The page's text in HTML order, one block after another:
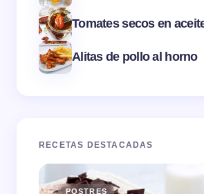
Tomates secos en
Alitas de pollo al horno
RECETAS DESTACADAS
POSTRES